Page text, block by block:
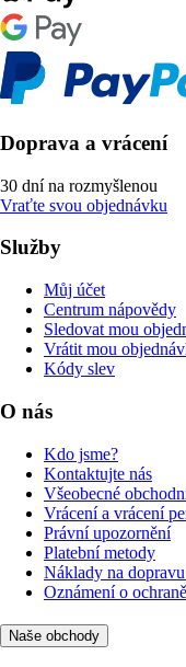
Doprava a vrácení
30 dní na rozmyšlenou
Vraťte svou objednávku
Služby
Můj účet
Centrum nápovědy
Sledovat mou
Vrátit mou
Kódy slev
O nás
Kdo jsme?
Kontaktujte nás
Všeobecné
Vrácení a vrácení
Právní upozornění
Platební metody
Náklady na
Oznámení o
Naše obchody